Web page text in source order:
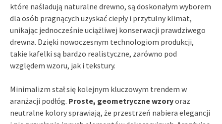
które naśladują naturalne drewno, są doskonałym wyborem
dla osób pragnących uzyskać ciepły i przytulny klimat,
unikając jednocześnie uciążliwej konserwacji prawdziwego
drewna. Dzięki nowoczesnym technologiom produkcji,
takie kafelki są bardzo realistyczne, zarówno pod
względem wzoru, jak i tekstury.
Minimalizm stał się kolejnym kluczowym trendem w
aranżacji podłóg. Proste, geometryczne wzoryoraz
neutralne kolory sprawiają, że przestrzeń nabiera elegancji